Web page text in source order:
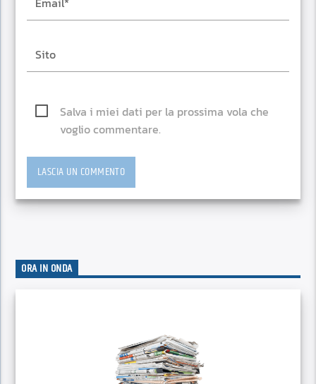
Salva i miei dati per la prossima vola che
voglio commentare.
ORA IN ONDA